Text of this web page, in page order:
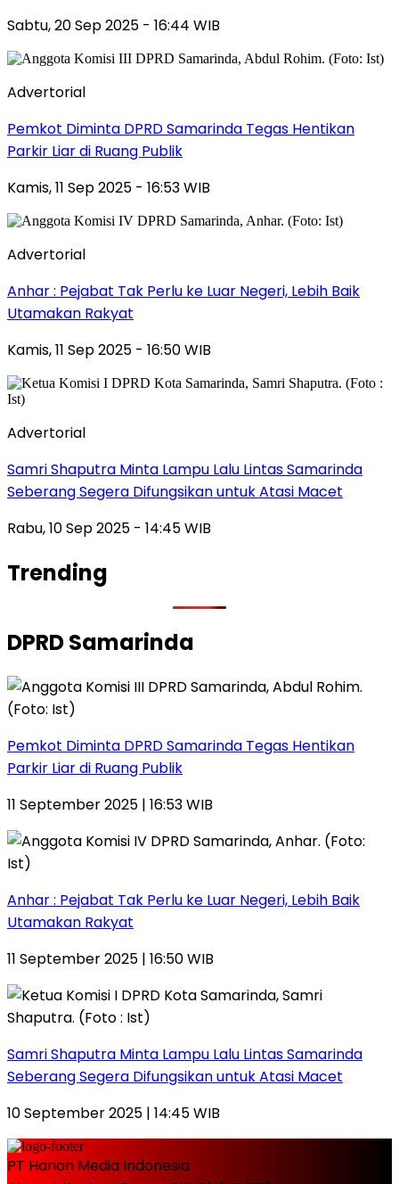
Sabtu, 20 Sep 2025 - 16:44 WIB
Advertorial
Pemkot Diminta DPRD Samarinda Tegas Hentikan
Parkir Liar di Ruang Publik
Kamis, 11 Sep 2025 - 16:53 WIB
Advertorial
Anhar : Pejabat Tak Perlu ke Luar Negeri, Lebih Baik
Utamakan Rakyat
Kamis, 11 Sep 2025 - 16:50 WIB
Advertorial
Samri Shaputra Minta Lampu Lalu Lintas Samarinda
Seberang Segera Difungsikan untuk Atasi Macet
Rabu, 10 Sep 2025 - 14:45 WIB
Trending
DPRD Samarinda
Pemkot Diminta DPRD Samarinda Tegas Hentikan
Parkir Liar di Ruang Publik
11 September 2025 | 16:53 WIB
Anhar : Pejabat Tak Perlu ke Luar Negeri, Lebih Baik
Utamakan Rakyat
11 September 2025 | 16:50 WIB
Samri Shaputra Minta Lampu Lalu Lintas Samarinda
Seberang Segera Difungsikan untuk Atasi Macet
10 September 2025 | 14:45 WIB
PT Harian Media Indonesia